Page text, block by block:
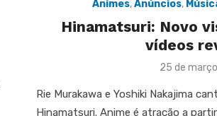
Animes,Anúncios,
Hinamatsuri: Novo
vídeos
Posted
25 de
Rie Murakawa e Yoshiki Nakajima
Hinamatsuri. Anime é atração a